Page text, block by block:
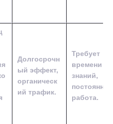
Долгосрочн
ый эффект,
органическ
ий трафик.
Требует
времени и
знаний,
постоянная
работа.